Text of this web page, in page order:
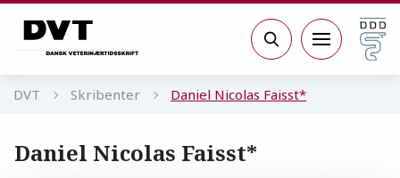
Søg
DVT Skribenter Daniel Nicolas Faisst*
Daniel Nicolas Faisst*